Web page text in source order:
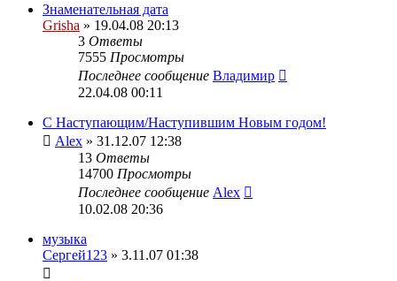
Знаменательная дата
Grisha » 19.04.08 20:13
3 Ответы
7555 Просмотры
Последнее сообщение Владимир
22.04.08 00:11
C Наступающим/Наступившим Новым годом!
Alex » 31.12.07 12:38
13 Ответы
14700 Просмотры
Последнее сообщение Alex
10.02.08 20:36
музыка
Сергей123 » 3.11.07 01:38